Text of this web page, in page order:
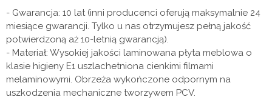
- Gwarancja: 10 lat (inni producenci oferują maksymalnie 24
miesiące gwarancji. Tylko u nas otrzymujesz pełną jakość
potwierdzoną aż 10-letnią gwarancją).
- Materiał: Wysokiej jakości laminowana płyta meblowa o
klasie higieny E1 uszlachetniona cienkimi filmami
melaminowymi. Obrzeża wykończone odpornym na
uszkodzenia mechaniczne tworzywem PCV.